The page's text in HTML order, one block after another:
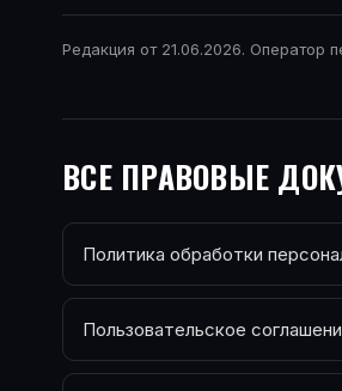
Редакция от 21.06.2026. Оператор
ВСЕ ПРАВОВЫЕ
Политика обработки
Пользовательское